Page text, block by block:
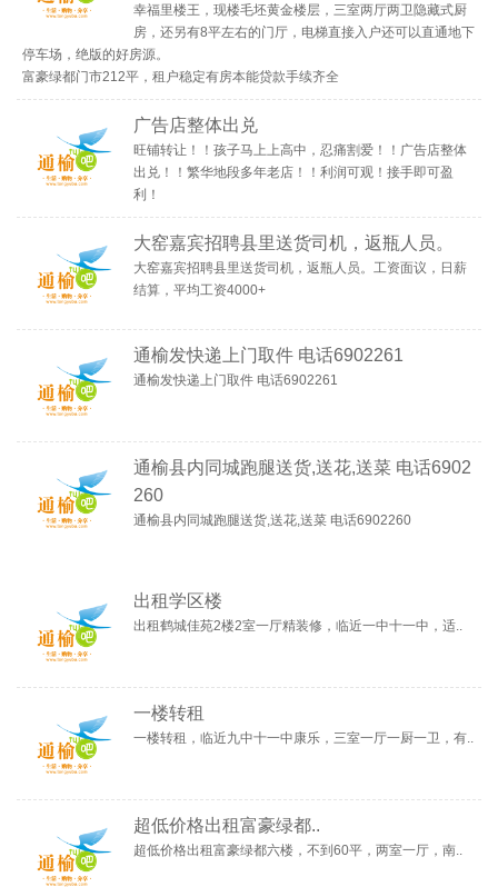
幸福里楼王，现楼毛坯黄金楼层，三室两厅两卫隐藏式厨
房，还另有8平左右的门厅，电梯直接入户还可以直通地下
停车场，绝版的好房源。
富豪绿都门市212平，租户稳定有房本能贷款手续齐全
广告店整体出兑
旺铺转让！！孩子马上上高中，忍痛割爱！！广告店整体
出兑！！繁华地段多年老店！！利润可观！接手即可盈
利！
大窑嘉宾招聘县里送货司机，返瓶人员。
大窑嘉宾招聘县里送货司机，返瓶人员。工资面议，日薪
结算，平均工资4000+
通榆发快递上门取件 电话6902261
通榆发快递上门取件 电话6902261
通榆县内同城跑腿送货,送花,送菜 电话6902
260
通榆县内同城跑腿送货,送花,送菜 电话6902260
出租学区楼
出租鹤城佳苑2楼2室一厅精装修，临近一中十一中，适..
一楼转租
一楼转租，临近九中十一中康乐，三室一厅一厨一卫，有..
超低价格出租富豪绿都..
超低价格出租富豪绿都六楼，不到60平，两室一厅，南..